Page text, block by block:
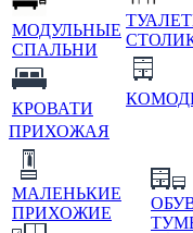
МОДУЛЬНЫЕ
СПАЛЬНИ
КРОВАТИ
ПРИХОЖАЯ
МАЛЕНЬКИЕ
ПРИХОЖИЕ